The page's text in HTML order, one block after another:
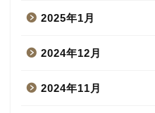
2025年1月
2024年12月
2024年11月